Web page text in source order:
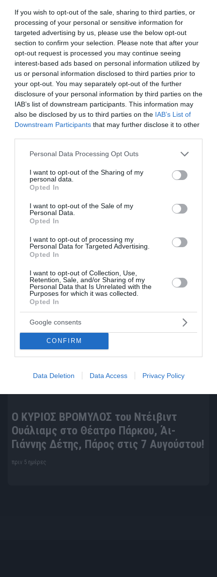
If you wish to opt-out of the sale, sharing to third parties, or
processing of your personal or sensitive information for
targeted advertising by us, please use the below opt-out
section to confirm your selection. Please note that after your
opt-out request is processed you may continue seeing
interest-based ads based on personal information utilized by
us or personal information disclosed to third parties prior to
your opt-out. You may separately opt-out of the further
disclosure of your personal information by third parties on the
IAB’s list of downstream participants. This information may
also be disclosed by us to third parties on the IAB’s List of
Downstream Participants that may further disclose it to other
Please note that this website/app uses one or more Google
not limited to your visit or usage behaviour. You may click to
grant or deny consent to Google and its third-party tags to
use your data for below specified purposes in below Google
consent section.
Personal Data Processing Opt Outs
I want to opt-out of the Sharing of my
personal data.
Opted In
I want to opt-out of the Sale of my
Personal Data.
Opted In
I want to opt-out of processing my
Personal Data for Targeted Advertising.
Opted In
I want to opt-out of Collection, Use,
Retention, Sale, and/or Sharing of my
Personal Data that Is Unrelated with the
Purposes for which it was collected.
Opted In
Google consents
CONFIRM
Data Deletion Data Access Privacy Policy
πριν 2 ημέρες
Ο συγγραφέας Μάκης Τσίτας στο
Κυριακή 9 Αυγούστου 2026, στις 20:00 !
Ο ΚΥΡΙΟΣ ΒΡΟΜΥΛΟΣ του Ντέιβιντ
Ουάλιαμς στο Θέατρο Πάρκου, Άι-
Γιάννης Δέτης, Πάρος στις 7 Αυγούστου!
πριν 5 ημέρες